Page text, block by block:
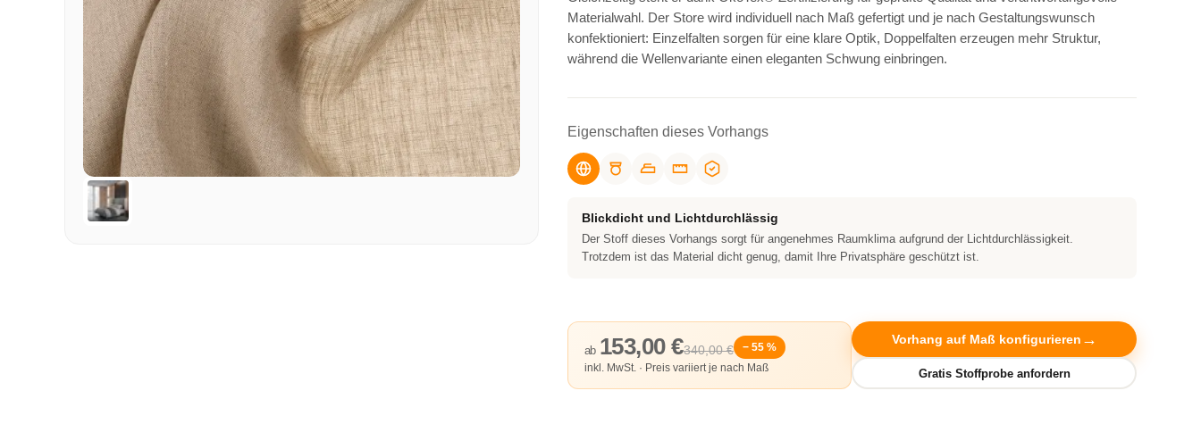
Materialwahl. Der Store wird individuell nach Maß gefertigt und je nach Gestaltungswunsch
konfektioniert: Einzelfalten sorgen für eine klare Optik, Doppelfalten erzeugen mehr Struktur,
während die Wellenvariante einen eleganten Schwung einbringen.
Eigenschaften dieses Vorhangs
Blickdicht und Lichtdurchlässig
Der Stoff dieses Vorhangs sorgt für angenehmes Raumklima aufgrund der Lichtdurchlässigkeit.
Trotzdem ist das Material dicht genug, damit Ihre Privatsphäre geschützt ist.
340,00 €
ab 153,00 €
− 55 %
inkl. MwSt. · Preis variiert je nach Maß
Vorhang auf Maß konfigurieren